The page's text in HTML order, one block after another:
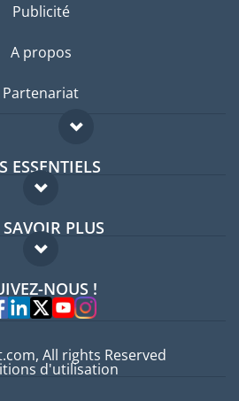
Publicité
A propos
Partenariat
ESSENTIELS
expatriés
Guides paysPLUS
FAQ
ExpertsNOUS !
All rights Reserved
d'utilisation